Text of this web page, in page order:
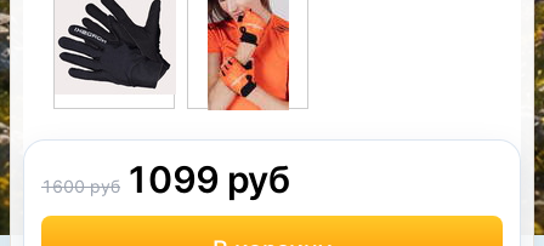
1600 руб 1099 руб